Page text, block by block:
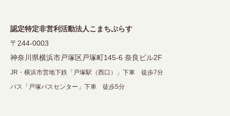
ン
認定特定非営利活動法人こまちぷらす
〒244-0003
神奈川県横浜市戸塚区戸塚町145-6 奈良ビル2F
JR・横浜市営地下鉄「戸塚駅（西口）」下車 徒歩7分
バス「戸塚バスセンター」下車 徒歩5分